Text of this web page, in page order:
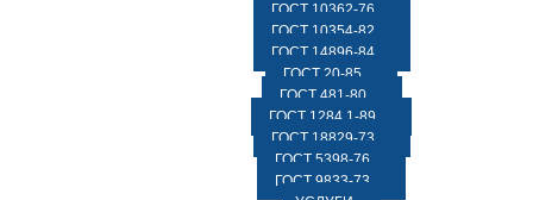
ГОСТ 10362-76
ГОСТ 10354-82
ГОСТ 14896-84
ГОСТ 20-85
ГОСТ 481-80
ГОСТ 1284.1-89
ГОСТ 18829-73
ГОСТ 5398-76
ГОСТ 9833-73